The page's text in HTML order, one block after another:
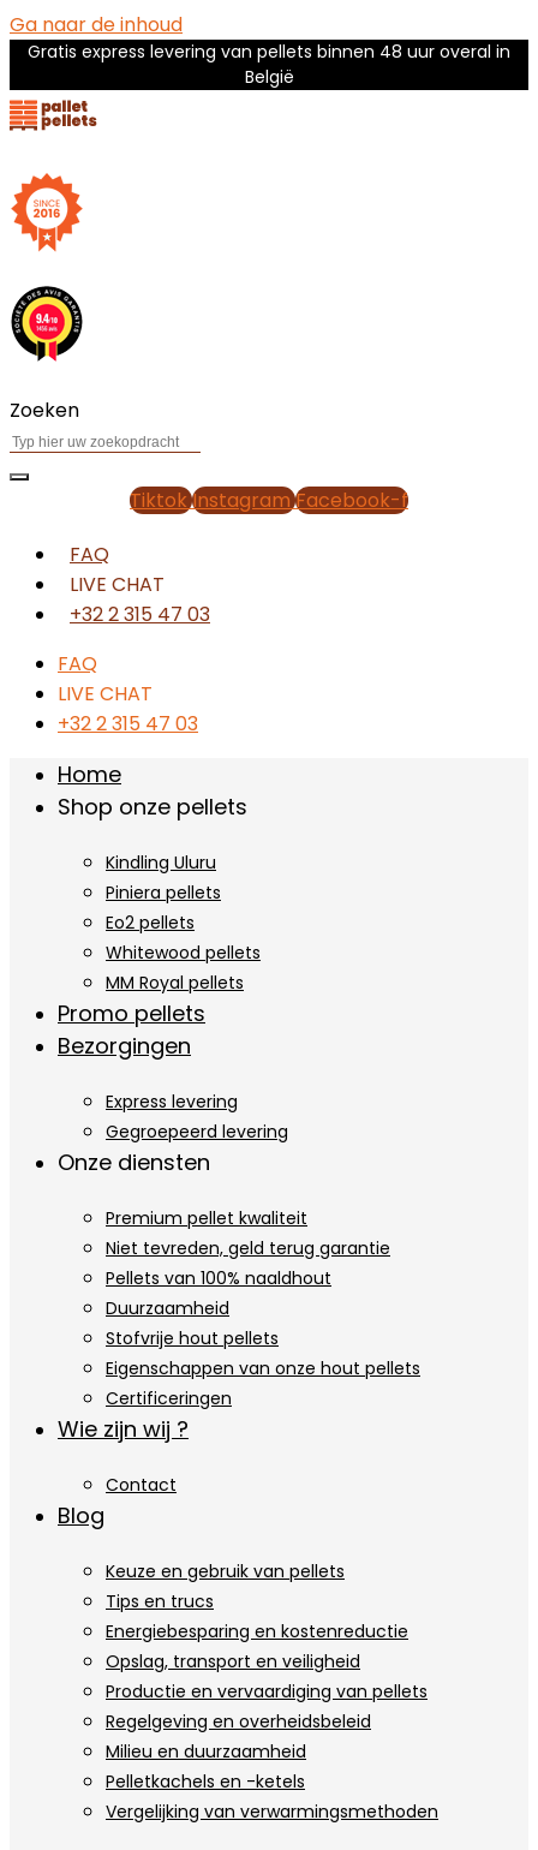
Ga naar de inhoud
Gratis express levering van pellets binnen 48 uur overal in
België
Zoeken
Tiktok Instagram Facebook-f
FAQ
LIVE CHAT
+32 2 315 47 03
FAQ
LIVE CHAT
+32 2 315 47 03
Home
Shop onze pellets
Kindling Uluru
Piniera pellets
Eo2 pellets
Whitewood pellets
MM Royal pellets
Promo pellets
Bezorgingen
Express levering
Gegroepeerd levering
Onze diensten
Premium pellet kwaliteit
Niet tevreden, geld terug garantie
Pellets van 100% naaldhout
Duurzaamheid
Stofvrije hout pellets
Eigenschappen van onze hout pellets
Certificeringen
Wie zijn wij ?
Contact
Blog
Keuze en gebruik van pellets
Tips en trucs
Energiebesparing en kostenreductie
Opslag, transport en veiligheid
Productie en vervaardiging van pellets
Regelgeving en overheidsbeleid
Milieu en duurzaamheid
Pelletkachels en -ketels
Vergelijking van verwarmingsmethoden